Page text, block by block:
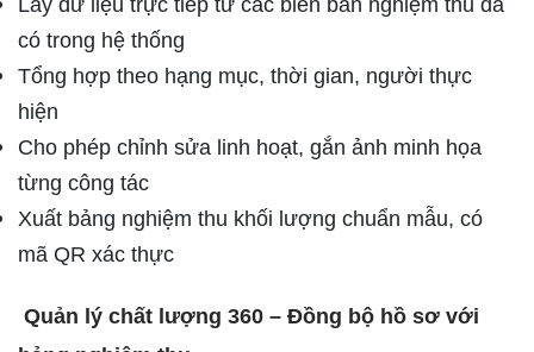
có trong hệ thống
Tổng hợp theo hạng mục, thời gian, người thực
hiện
Cho phép chỉnh sửa linh hoạt, gắn ảnh minh họa
từng công tác
Xuất bảng nghiệm thu khối lượng chuẩn mẫu, có
mã QR xác thực
Quản lý chất lượng 360 – Đồng bộ hồ sơ với